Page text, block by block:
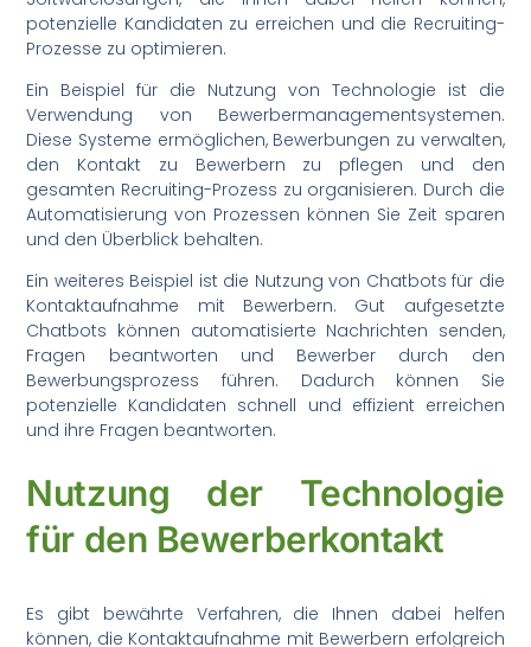
potenzielle Kandidaten zu erreichen und die Recruiting-
Prozesse zu optimieren.
Ein Beispiel für die Nutzung von Technologie ist die
Verwendung von Bewerbermanagementsystemen.
Diese Systeme ermöglichen, Bewerbungen zu verwalten,
den Kontakt zu Bewerbern zu pflegen und den
gesamten Recruiting-Prozess zu organisieren. Durch die
Automatisierung von Prozessen können Sie Zeit sparen
und den Überblick behalten.
Ein weiteres Beispiel ist die Nutzung von Chatbots für die
Kontaktaufnahme mit Bewerbern. Gut aufgesetzte
Chatbots können automatisierte Nachrichten senden,
Fragen beantworten und Bewerber durch den
Bewerbungsprozess führen. Dadurch können Sie
potenzielle Kandidaten schnell und effizient erreichen
und ihre Fragen beantworten.
Nutzung der Technologie
für den Bewerberkontakt
Es gibt bewährte Verfahren, die Ihnen dabei helfen
können, die Kontaktaufnahme mit Bewerbern erfolgreich